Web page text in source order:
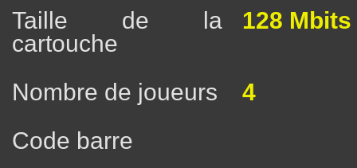
Taille de la
cartouche
128 Mbits
Nombre de joueurs
4
Code barre